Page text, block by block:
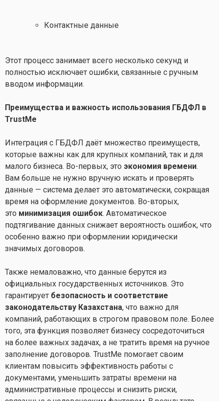
Контактные данные
Этот процесс занимает всего несколько секунд и
полностью исключает ошибки, связанные с ручным
вводом информации.
Преимущества и важность использования ГБДФЛ в
TrustMe
Интеграция с ГБДФЛ даёт множество преимуществ,
которые важны как для крупных компаний, так и для
малого бизнеса. Во-первых, это экономия времени.
Вам больше не нужно вручную искать и проверять
данные — система делает это автоматически, сокращая
время на оформление документов. Во-вторых,
это минимизация ошибок. Автоматическое
подтягивание данных снижает вероятность ошибок, что
особенно важно при оформлении юридически
значимых договоров.
Также немаловажно, что данные берутся из
официальных государственных источников. Это
гарантирует безопасность и соответствие
законодательству Казахстана, что важно для
компаний, работающих в строгом правовом поле. Более
того, эта функция позволяет бизнесу сосредоточиться
на более важных задачах, а не тратить время на ручное
заполнение договоров. TrustMe помогает своим
клиентам повысить эффективность работы с
документами, уменьшить затраты времени на
административные процессы и снизить риски,